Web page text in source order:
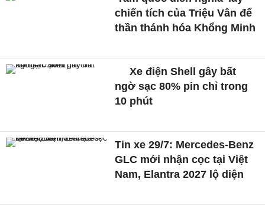
chiến tích của Triệu Vân để
thần thánh hóa Khổng Minh
Xe điện Shell gây bất
ngờ sạc 80% pin chỉ trong
10 phút
Tin xe 29/7: Mercedes-Benz
GLC mới nhận cọc tại Việt
Nam, Elantra 2027 lộ diện